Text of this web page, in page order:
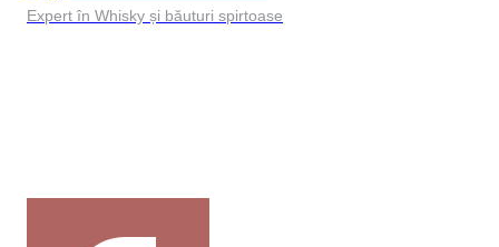
Expert în Whisky și băuturi spirtoase